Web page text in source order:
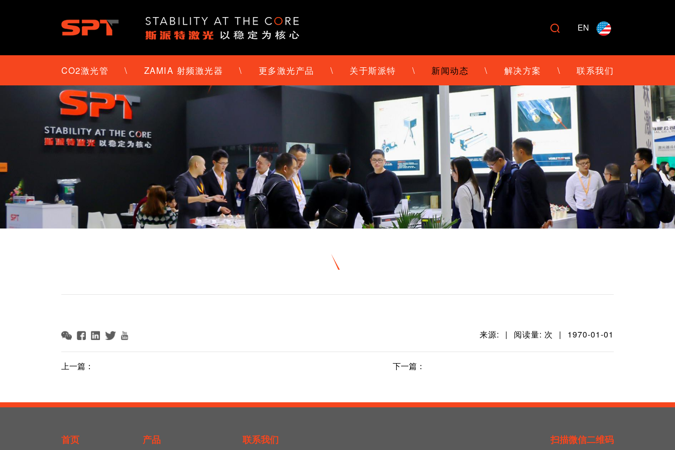
 EN
CO2激光管 \ ZAMIA 射频激光器 \ 更多激光产品 \ 关于斯派特 \ 新闻动态 \ 解决方案 \ 联系我们
来源: | 阅读量: 次 | 1970-01-01
上一篇： 下一篇：
首页 产品 联系我们 扫描微信二维码